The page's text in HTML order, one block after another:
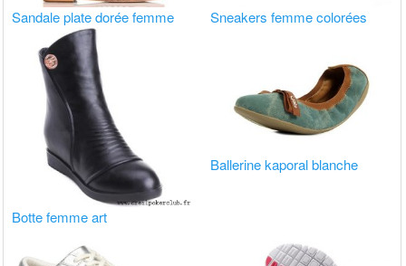
Sandale plate dorée femme Sneakers femme colorées
Botte femme art
Ballerine kaporal blanche